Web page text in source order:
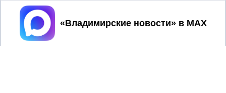
Принять